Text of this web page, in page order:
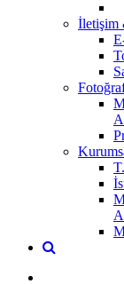
İletişim